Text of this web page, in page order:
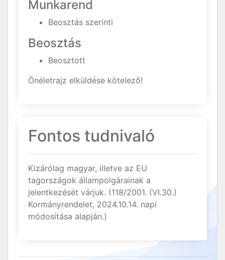
Munkarend
Beosztás szerinti
Beosztás
Beosztott
Önéletrajz elküldése kötelező!
Fontos tudnivaló
Kizárólag magyar, illetve az EU
tagországok állampolgárainak a
jelentkezését várjuk. (118/2001. (VI.30.)
Kormányrendelet, 2024.10.14. napi
módosítása alapján.)